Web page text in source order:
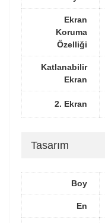
Ekran
Koruma
Özelliği
Katlanabilir
Ekran
2. Ekran
Tasarım
Boy
En